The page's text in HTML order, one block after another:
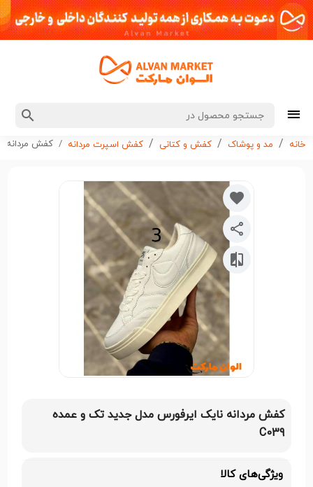
خانه مد و پوشاک کفش و کتانی کفش اسپرت مردانه کفش مردانه نایک ایرفورس مدل جدید تک و عمده C039
کفش مردانه نایک ایرفورس مدل جدید تک و عمده
C039
ویژگی‌های کالا